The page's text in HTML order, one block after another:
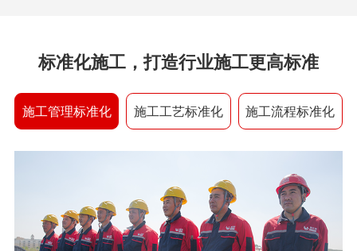
标准化施工，打造行业施工更高标准
施工管理标准化 施工工艺标准化 施工流程标准化